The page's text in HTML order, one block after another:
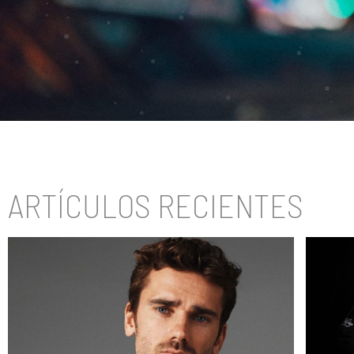
ARTÍCULOS RECIENTES